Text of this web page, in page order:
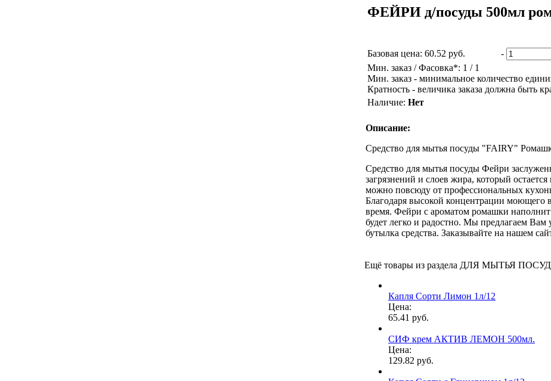
ФЕЙРИ д/посуды 500мл
Базовая цена: 60.52 руб. -
Мин. заказ / Фасовка*: 1 / 1
Мин. заказ - минимальное количество
Кратность - величика заказа должна быть
Наличие: Нет
Описание:
Средство для мытья посуды "FAIRY"
Средство для мытья посуды Фейри
загрязнений и слоев жира, который
можно повсюду от профессиональных
Благодаря высокой концентрации моющего
время. Фейри с ароматом ромашки
будет легко и радостно. Мы предлагаем Вам
бутылка средства. Заказывайте на нашем
Ещё товары из раздела ДЛЯ МЫТЬЯ
Капля Сорти Лимон 1л/12
Цена:
65.41 руб.
СИФ крем АКТИВ ЛЕМОН 500мл.
Цена:
129.82 руб.